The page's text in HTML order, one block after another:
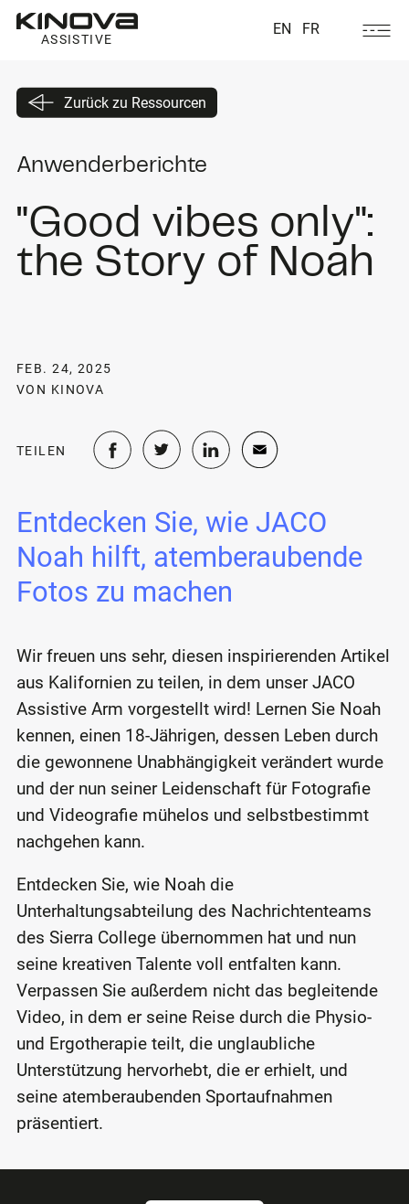
ASSISTIVE
EN FR
Zurück zu Ressourcen
Anwenderberichte
"Good vibes only":
the Story of Noah
FEB. 24, 2025
VON KINOVA
TEILEN
Entdecken Sie, wie JACO
Noah hilft, atemberaubende
Fotos zu machen
Wir freuen uns sehr, diesen inspirierenden Artikel
aus Kalifornien zu teilen, in dem unser JACO
Assistive Arm vorgestellt wird! Lernen Sie Noah
kennen, einen 18-Jährigen, dessen Leben durch
die gewonnene Unabhängigkeit verändert wurde
und der nun seiner Leidenschaft für Fotografie
und Videografie mühelos und selbstbestimmt
nachgehen kann.
Entdecken Sie, wie Noah die
Unterhaltungsabteilung des Nachrichtenteams
des Sierra College übernommen hat und nun
seine kreativen Talente voll entfalten kann.
Verpassen Sie außerdem nicht das begleitende
Video, in dem er seine Reise durch die Physio-
und Ergotherapie teilt, die unglaubliche
Unterstützung hervorhebt, die er erhielt, und
seine atemberaubenden Sportaufnahmen
präsentiert.